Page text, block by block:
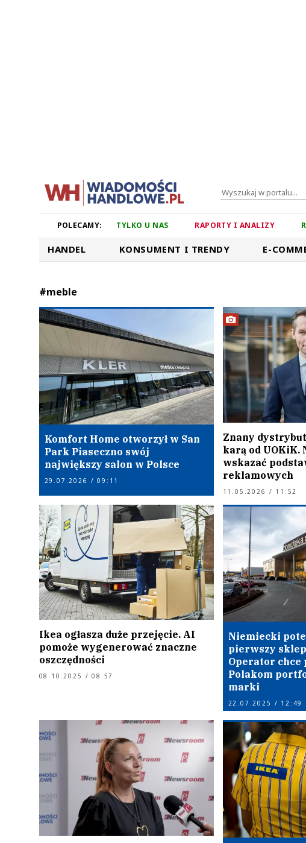
POLECAMY: TYLKO U NAS RAPORTY I ANALIZY
HANDEL KONSUMENT I TRENDY E-
#meble
Komfort Home otworzył w San
Park Piaseczno swój
największy salon w Polsce
29.07.2026 / 09:11
Znany
karą od UOKiK.
wskazać
reklamowych
11.05.2026 / 11:52
Ikea ogłasza duże przejęcie. AI
pomoże wygenerować znaczne
oszczędności
08.10.2025 / 08:57
Niemiecki
pierwszy sklep
Operator chce
Polakom
marki
22.07.2025 / 12:49